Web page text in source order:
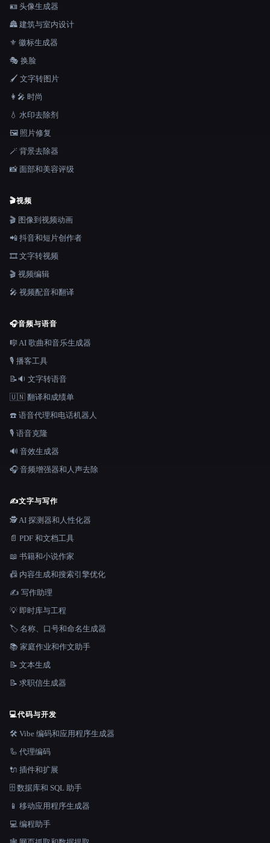
🪪 头像生成器
🏯 建筑与室内设计
⚜️ 徽标生成器
🎭 换脸
🖌️ 文字转图片
👩‍🎤 时尚
💧 水印去除剂
🖼️ 照片修复
🪄 背景去除器
📸 面部和美容评级
🎬视频
🎬 图像到视频动画
📲 抖音和短片创作者
🎞️ 文字转视频
🎬 视频编辑
🎤 视频配音和翻译
🎧音频与语音
🎼 AI 歌曲和音乐生成器
🎙️ 播客工具
📝🔉 文字转语音
🇺🇳 翻译和成绩单
☎️ 语音代理和电话机器人
🎙️ 语音克隆
🔊 音效生成器
🎧 音频增强器和人声去除
✍️文字与写作
🕵️ AI 探测器和人性化器
📄 PDF 和文档工具
📖 书籍和小说作家
📠 内容生成和搜索引擎优化
✍️ 写作助理
💡 即时库与工程
🏷️ 名称、口号和命名生成器
📚 家庭作业和作文助手
📝 文本生成
📝 求职信生成器
💻代码与开发
🛠️ Vibe 编码和应用程序生成器
🦾 代理编码
🔌 插件和扩展
🗄️ 数据库和 SQL 助手
📱 移动应用程序生成器
💻 编程助手